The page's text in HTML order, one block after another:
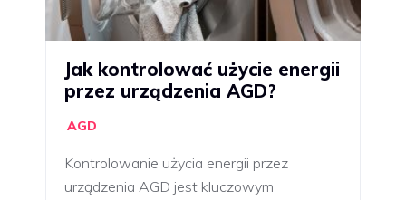
Jak kontrolować użycie energii
przez urządzenia AGD?
AGD
Kontrolowanie użycia energii przez
urządzenia AGD jest kluczowym